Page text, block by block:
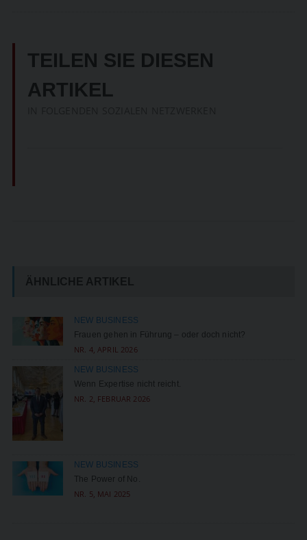
TEILEN SIE DIESEN
ARTIKEL
ÄHNLICHE ARTIKEL
NEW BUSINESS
Frauen gehen in Führung – oder doch nicht?
NR. 4, APRIL 2026
NEW BUSINESS
Wenn Expertise nicht reicht.
NR. 2, FEBRUAR 2026
NEW BUSINESS
The Power of No.
NR. 5, MAI 2025